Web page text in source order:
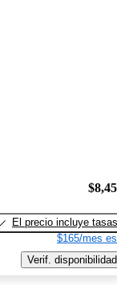
El precio incluye tasas
$165/mes
Verif. disponibilidad